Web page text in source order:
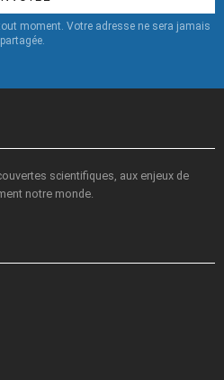
moment. Votre adresse ne sera jamais
partagée.
scientifiques, aux enjeux de
notre monde.